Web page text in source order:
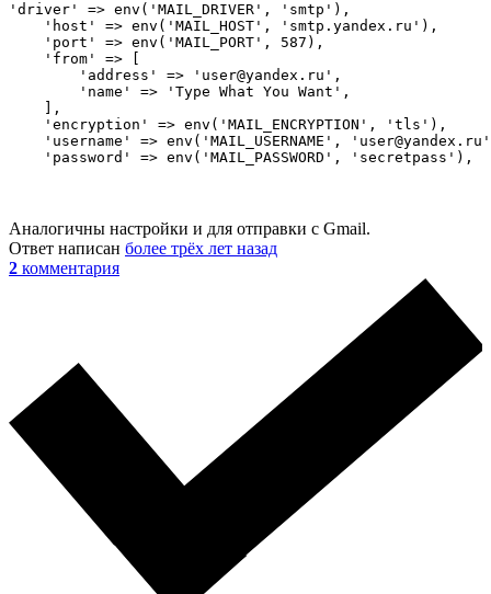
'driver' => env('MAIL_DRIVER', 'smtp'),
    'host' => env('MAIL_HOST', 'smtp.yandex.ru'),
    'port' => env('MAIL_PORT', 587),
    'from' => [
        'address' => 'user@yandex.ru',
        'name' => 'Type What You Want',
    ],
    'encryption' => env('MAIL_ENCRYPTION', 'tls'),
'username' => env('MAIL_USERNAME',
    'password' => env('MAIL_PASSWORD', 'secretpass'),
Аналогичны настройки и для отправки с Gmail.
Ответ написан более трёх лет назад
2 комментария